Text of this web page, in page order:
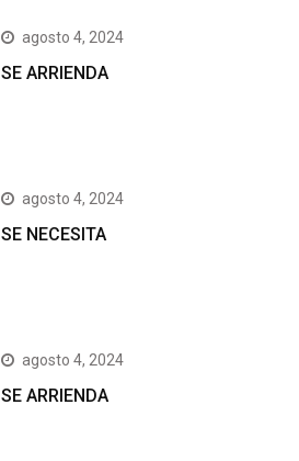
agosto 4, 2024
SE ARRIENDA
agosto 4, 2024
SE NECESITA
agosto 4, 2024
SE ARRIENDA